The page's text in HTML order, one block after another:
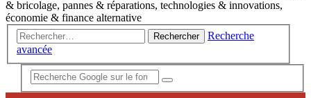
& bricolage, pannes & réparations, technologies & innovations,
économie & finance alternative
Rechercher
Recherche
avancée